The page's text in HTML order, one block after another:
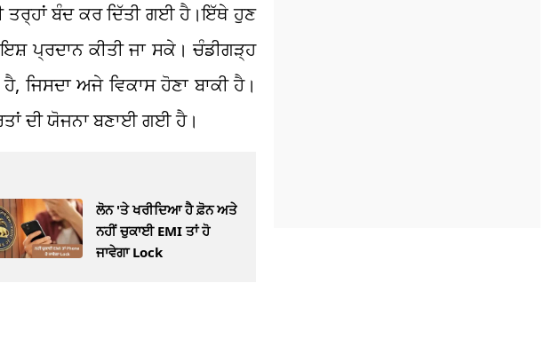
ਤਰ੍ਹਾਂ ਬੰਦ ਕਰ ਦਿੱਤੀ ਗਈ ਹੈ।ਇੱਥੇ ਹੁਣ
ਪ੍ਰਦਾਨ ਕੀਤੀ ਜਾ ਸਕੇ। ਚੰਡੀਗੜ੍ਹ
ਜਿਸਦਾ ਅਜੇ ਵਿਕਾਸ ਹੋਣਾ ਬਾਕੀ ਹੈ।
ਦੀ ਯੋਜਨਾ ਬਣਾਈ ਗਈ ਹੈ।
ਲੋਨ 'ਤੇ ਖਰੀਦਿਆ ਹੈ ਫ਼ੋਨ ਅਤੇ
ਨਹੀਂ ਚੁਕਾਈ EMI ਤਾਂ ਹੋ
ਜਾਵੇਗਾ Lock